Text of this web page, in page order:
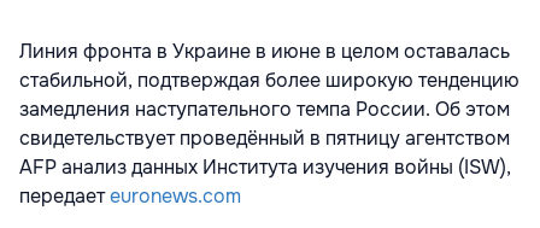
Линия фронта в Украине в июне в целом оставалась
стабильной, подтверждая более широкую тенденцию
замедления наступательного темпа России. Об этом
свидетельствует проведённый в пятницу агентством
AFP анализ данных Института изучения войны (ISW),
передаетeuronews.com